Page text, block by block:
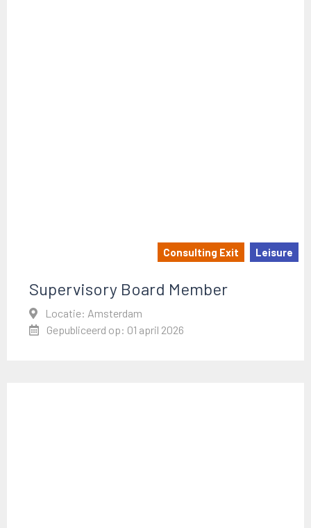
Consulting Exit Leisure
Supervisory Board Member
Locatie: Amsterdam
Gepubliceerd op: 01 april 2026